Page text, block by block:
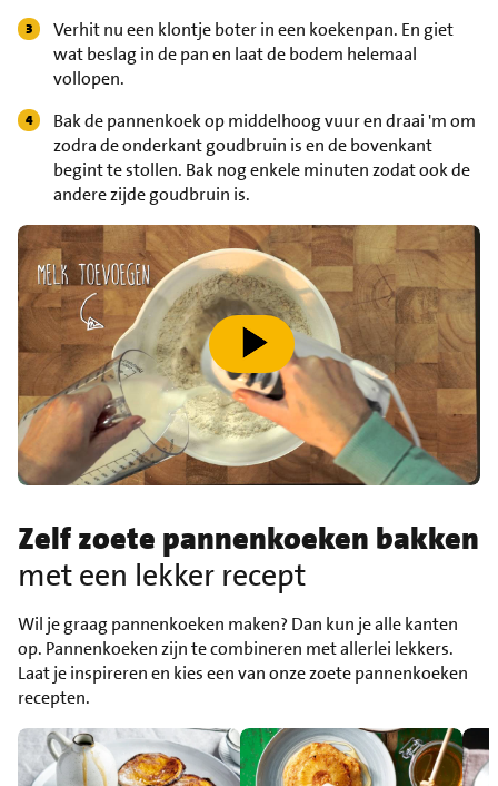
Verhit nu een klontje boter in een koekenpan. En giet
wat beslag in de pan en laat de bodem helemaal
vollopen.
Bak de pannenkoek op middelhoog vuur en draai 'm om
zodra de onderkant goudbruin is en de bovenkant
begint te stollen. Bak nog enkele minuten zodat ook de
andere zijde goudbruin is.
speel video af
Zelf zoete pannenkoeken bakken
met een lekker recept
Wil je graag pannenkoeken maken? Dan kun je alle kanten
op. Pannenkoeken zijn te combineren met allerlei lekkers.
Laat je inspireren en kies een van onze zoete pannenkoeken
recepten.